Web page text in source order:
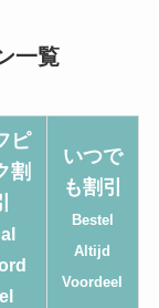
一覧
ピ
割
いつで
も割引
Bestel
Altijd
Voordeel